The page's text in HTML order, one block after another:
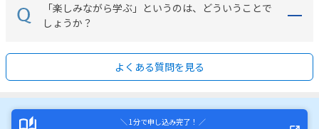
「楽しみながら学ぶ」というのは、どういうことで
しょうか？
よくある質問を見る
＼ 1分で申し込み完了！ ／